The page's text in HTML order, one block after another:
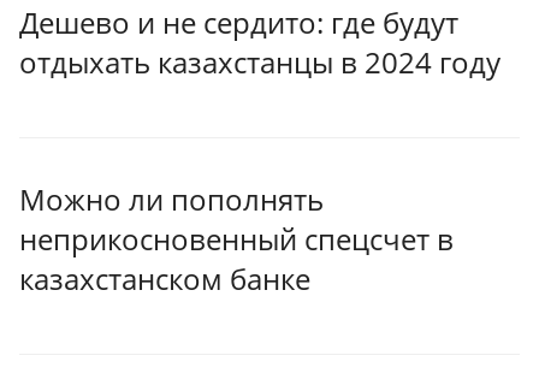
Дешево и не сердито: где будут
отдыхать казахстанцы в 2024 году
Можно ли пополнять
неприкосновенный спецсчет в
казахстанском банке